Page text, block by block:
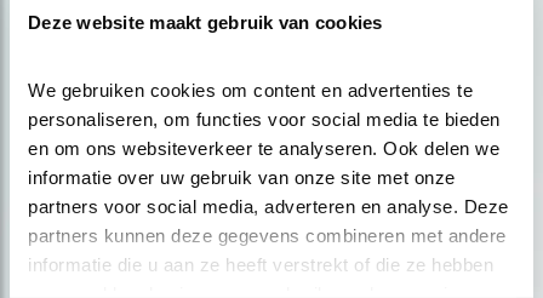
Deze website maakt gebruik van cookies
We gebruiken cookies om content en advertenties te
personaliseren, om functies voor social media te bieden
en om ons websiteverkeer te analyseren. Ook delen we
informatie over uw gebruik van onze site met onze
partners voor social media, adverteren en analyse. Deze
partners kunnen deze gegevens combineren met andere
informatie die u aan ze heeft verstrekt of die ze hebben